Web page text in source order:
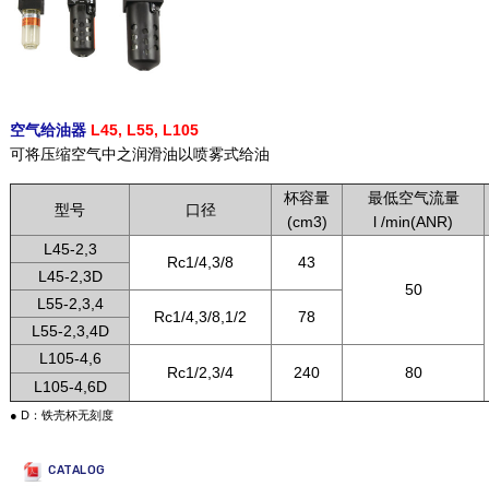
空气给油器 L45, L55, L105
可将压缩空气中之润滑油以喷雾式给油
型号 口径
杯容量
(cm3)
最低空气流量
l /min(ANR)
L45-2,3
Rc1/4,3/8
43
50
L45-2,3D
L55-2,3,4
Rc1/4,3/8,1/2
78
L55-2,3,4D
L105-4,6
Rc1/2,3/4
240
80
L105-4,6D
● D：铁壳杯无刻度
CATALOG